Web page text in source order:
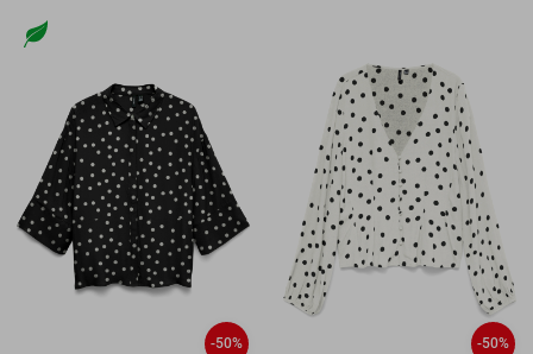
-50% -50%